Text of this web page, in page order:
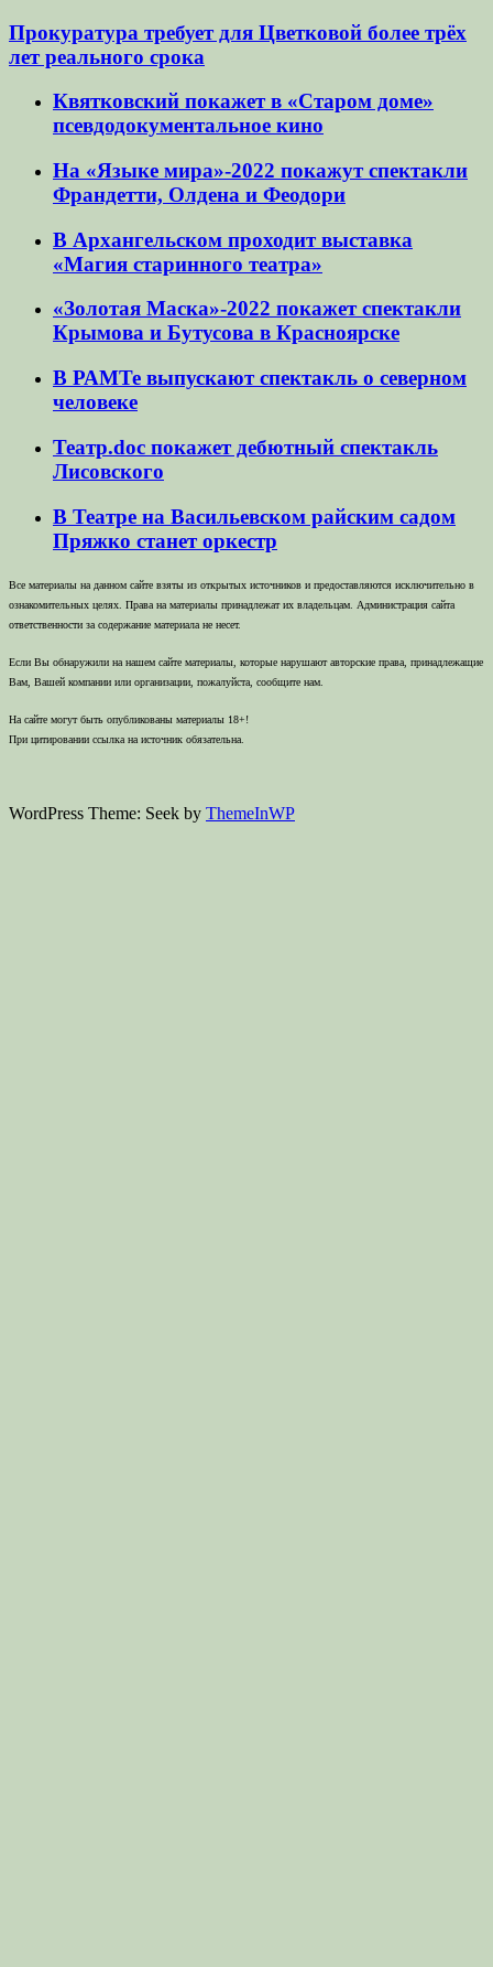
Прокуратура требует для Цветковой более трёх
лет реального срока
Квятковский покажет в «Старом доме»
псевдодокументальное кино
На «Языке мира»-2022 покажут спектакли
Франдетти, Олдена и Феодори
В Архангельском проходит выставка
«Магия старинного театра»
«Золотая Маска»-2022 покажет спектакли
Крымова и Бутусова в Красноярске
В РАМТе выпускают спектакль о северном
человеке
Театр.doc покажет дебютный спектакль
Лисовского
В Театре на Васильевском райским садом
Пряжко станет оркестр
Все материалы на данном сайте взяты из открытых источников и предоставляются исключительно в
ознакомительных целях. Права на материалы принадлежат их владельцам. Администрация сайта
ответственности за содержание материала не несет.
Если Вы обнаружили на нашем сайте материалы, которые нарушают авторские права, принадлежащие
Вам, Вашей компании или организации, пожалуйста, сообщите нам.
На сайте могут быть опубликованы материалы 18+!
При цитировании ссылка на источник обязательна.
WordPress Theme: Seek by ThemeInWP